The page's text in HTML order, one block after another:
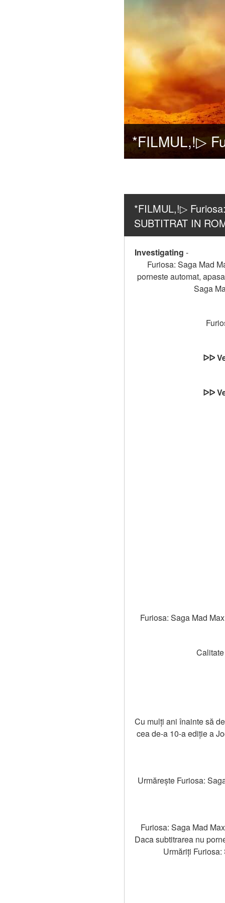
*FILMUL,!▷
SUBTITRAT IN
Investigating -
Furiosa: Saga Mad
porneste automat,
Saga
ᐅᐅ
ᐅᐅ
Furiosa: Saga Mad
Cu mulți ani înainte să
cea de-a 10-a ediție a
Urmărește Furiosa:
Furiosa: Saga Mad
Daca subtitrarea nu
Urmăriți